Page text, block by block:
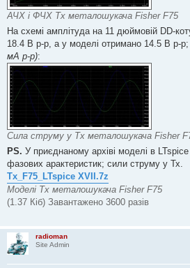
АЧХ і ФЧХ Тх металошукача Fisher F75
На схемі амплітуда на 11 дюймовій DD-
18.4 В p-p, а у моделі отримано 14.5 В p-
мА p-p):
Сила струму у Тх металошукача Fisher
PS. У приєднаному архіві моделі в
фазових арактеристик; сили струму у Тх.
Tx_F75_LTspice XVII.7z
Моделі Тх металошукача Fisher F75
(1.37 Кіб) Завантажено 3600 разів
radioman
Site Admin